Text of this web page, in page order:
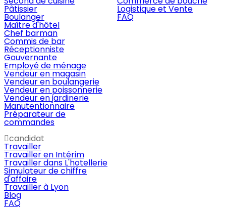
Pâtissier
Boulanger
Maître d'hôtel
Chef barman
Commis de bar
Réceptionniste
Gouvernante
Employé de ménage
Vendeur en magasin
Vendeur en boulangerie
Vendeur en poissonnerie
Vendeur en jardinerie
Manutentionnaire
Préparateur de
commandes
Logistique et Vente
FAQ
candidat
Travailler
Travailler en Intérim
Travailler dans L'hotellerie
Simulateur de chiffre
d'affaire
Travailler à Lyon
Blog
FAQ